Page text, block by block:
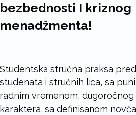
bezbednosti I kriznog
menadžmenta!
Studentska stručna praksa
studenata i stručnih lica, sa
radnim vremenom,
karaktera, sa definisanom